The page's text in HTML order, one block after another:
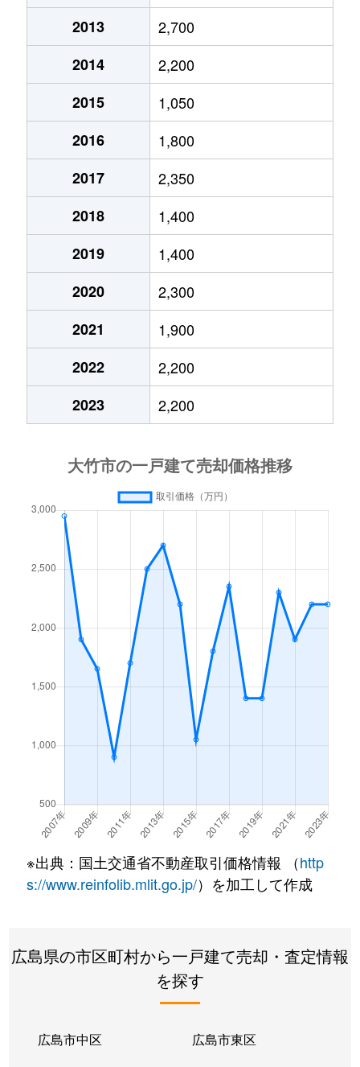
2013
2,700
2014
2,200
2015
1,050
2016
1,800
2017
2,350
2018
1,400
2019
1,400
2020
2,300
2021
1,900
2022
2,200
2023
2,200
※出典：国土交通省不動産取引価格情報 （http
s://www.reinfolib.mlit.go.jp/）を加工して作成
広島県の市区町村から一戸建て売却・査定情報
を探す
広島市中区 広島市東区